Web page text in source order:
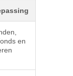
en